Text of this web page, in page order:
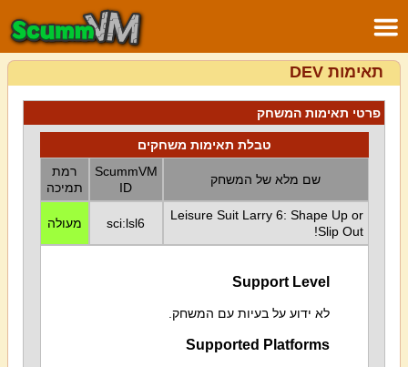
תאימות DEV
פרטי תאימות המשחק
טבלת תאימות משחקים
שם מלא של המשחק
ScummVM
ID
רמת
תמיכה
Leisure Suit Larry 6: Shape Up or
Slip Out!
sci:lsl6 מעולה
Support Level
לא ידוע על בעיות עם המשחק.
Supported Platforms